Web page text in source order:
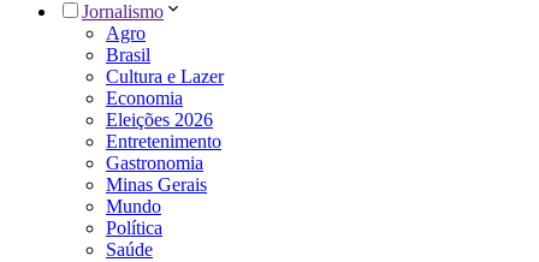
Jornalismo
Agro
Brasil
Cultura e Lazer
Economia
Eleições 2026
Entretenimento
Gastronomia
Minas Gerais
Mundo
Política
Saúde